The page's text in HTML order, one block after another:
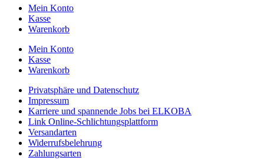
Mein Konto
Kasse
Warenkorb
Mein Konto
Kasse
Warenkorb
Privatsphäre und Datenschutz
Impressum
Karriere und spannende Jobs bei ELKOBA
Link Online-Schlichtungsplattform
Versandarten
Widerrufsbelehrung
Zahlungsarten